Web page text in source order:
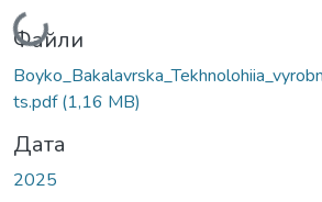
Вантажиться...
Файли
ts.pdf(1,16 MB)
Дата
2025